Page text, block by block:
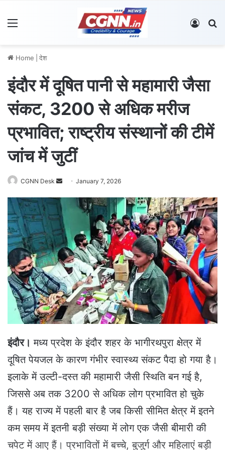
Log In
Home देश
इंदौर में दूषित पानी से महामारी जैसा
संकट, 3200 से अधिक मरीज
प्रभावित; राष्ट्रीय संस्थानों की टीमें
जांच में जुटीं
CGNN Desk
d
a
n
e
m
a
i
l
January 7, 2026
इंदौर। मध्य प्रदेश के इंदौर शहर के भागीरथपुरा क्षेत्र में
दूषित पेयजल के कारण गंभीर स्वास्थ्य संकट पैदा हो गया है।
इलाके में उल्टी-दस्त की महामारी जैसी स्थिति बन गई है,
जिससे अब तक 3200 से अधिक लोग प्रभावित हो चुके
हैं। यह राज्य में पहली बार है जब किसी सीमित क्षेत्र में इतने
कम समय में इतनी बड़ी संख्या में लोग एक जैसी बीमारी की
चपेट में आए हैं। प्रभावितों में बच्चे, बुजुर्ग और महिलाएं बड़ी